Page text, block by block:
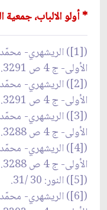
* أولو الالباب، جمعية
([1]) الريشهري-
الأولى- ج 4 ص 3291.
([2]) الريشهري-
الأولى- ج 4 ص 3291.
([3]) الريشهري-
الأولى- ج 4 ص 3288.
([4]) الريشهري-
الأولى- ج 4 ص 3288.
([5]) النور: 30 /31.
([6]) الريشهري-